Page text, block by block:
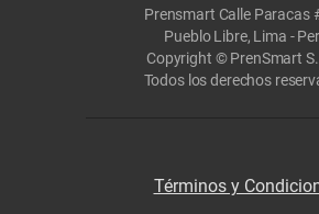
Prensmart Calle Paracas
Pueblo Libre, Lima -
Copyright © PrenSmart
Todos los derechos
Términos y